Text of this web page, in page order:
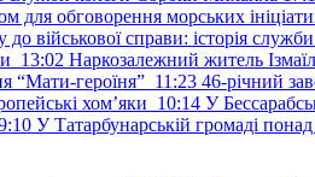
для обговорення морських
до військової справи: історія
13:02 Наркозалежний житель
“Мати-героїня” 11:23 46-річний
хом’яки 10:14 У
У Татарбунарській громаді